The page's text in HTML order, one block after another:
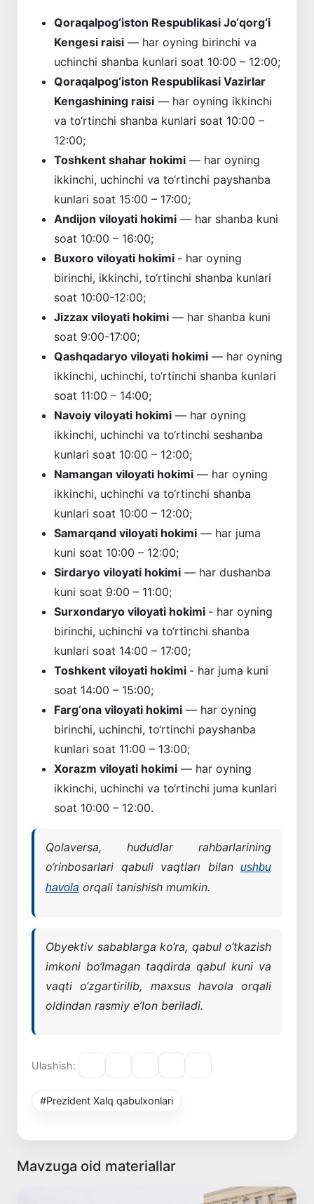
Qoraqalpog‘iston Respublikasi Jo‘qorg‘i
Kengesi raisi — har oyning birinchi va
uchinchi shanba kunlari soat 10:00 – 12:00;
Qoraqalpog‘iston Respublikasi Vazirlar
Kengashining raisi — har oyning ikkinchi
va to‘rtinchi shanba kunlari soat 10:00 –
12:00;
Toshkent shahar hokimi — har oyning
ikkinchi, uchinchi va to‘rtinchi payshanba
kunlari soat 15:00 – 17:00;
Andijon viloyati hokimi — har shanba kuni
soat 10:00 – 16:00;
Buxoro viloyati hokimi - har oyning
birinchi, ikkinchi, to‘rtinchi shanba kunlari
soat 10:00-12:00;
Jizzax viloyati hokimi — har shanba kuni
soat 9:00-17:00;
Qashqadaryo viloyati hokimi — har oyning
ikkinchi, uchinchi, to‘rtinchi shanba kunlari
soat 11:00 – 14:00;
Navoiy viloyati hokimi — har oyning
ikkinchi, uchinchi va to‘rtinchi seshanba
kunlari soat 10:00 – 12:00;
Namangan viloyati hokimi — har oyning
ikkinchi, uchinchi va to‘rtinchi shanba
kunlari soat 10:00 – 12:00;
Samarqand viloyati hokimi — har juma
kuni soat 10:00 – 12:00;
Sirdaryo viloyati hokimi — har dushanba
kuni soat 9:00 – 11:00;
Surxondaryo viloyati hokimi - har oyning
birinchi, uchinchi va to‘rtinchi shanba
kunlari soat 14:00 – 17:00;
Toshkent viloyati hokimi - har juma kuni
soat 14:00 – 15:00;
Farg‘ona viloyati hokimi — har oyning
birinchi, uchinchi, to‘rtinchi payshanba
kunlari soat 11:00 – 13:00;
Xorazm viloyati hokimi — har oyning
ikkinchi, uchinchi va to‘rtinchi juma kunlari
soat 10:00 – 12:00.
Qolaversa, hududlar rahbarlarining
o‘rinbosarlari qabuli vaqtları bilan ushbu
havola orqali tanishish mumkin.
Obyektiv sabablarga ko‘ra, qabul o‘tkazish
imkoni bo‘lmagan taqdirda qabul kuni va
vaqti o‘zgartirilib, maxsus havola orqali
oldindan rasmiy e’lon beriladi.
Ulashish:
#Prezident Xalq qabulxonlari
Mavzuga oid materiallar